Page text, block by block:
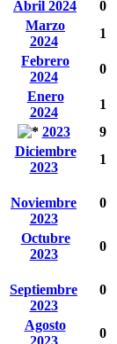
Abril 2024
0
Marzo
2024
1
Febrero
2024
0
Enero
2024
1
2023
9
Diciembre
2023
1
Noviembre
2023
0
Octubre
2023
0
Septiembre
2023
0
Agosto
2023
0